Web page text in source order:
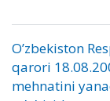
O’zbekiston
qarori
mehnatini